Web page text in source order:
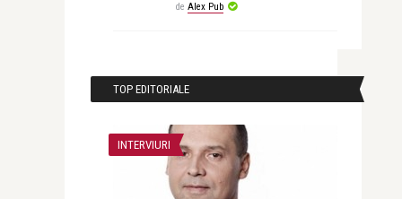
de Alex Pub
TOP EDITORIALE
INTERVIURI